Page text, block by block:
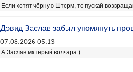
Если хотят чёрную Шторм, то пускай
Дэвид Заслав забыл упомянуть
07.08.2026 05:13
А Заслав матёрый волчара:)